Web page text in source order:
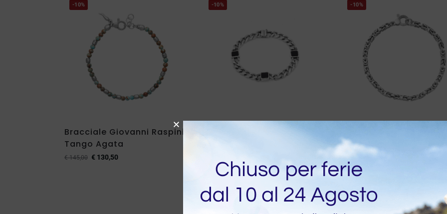
-10%
Bracciale Giovanni Raspini
Tango Agata
€145,00 €130,50
-10%
Bracciale Giovanni Raspini
-10%
Maglia Bizantina
Piccolo
€ 220,00